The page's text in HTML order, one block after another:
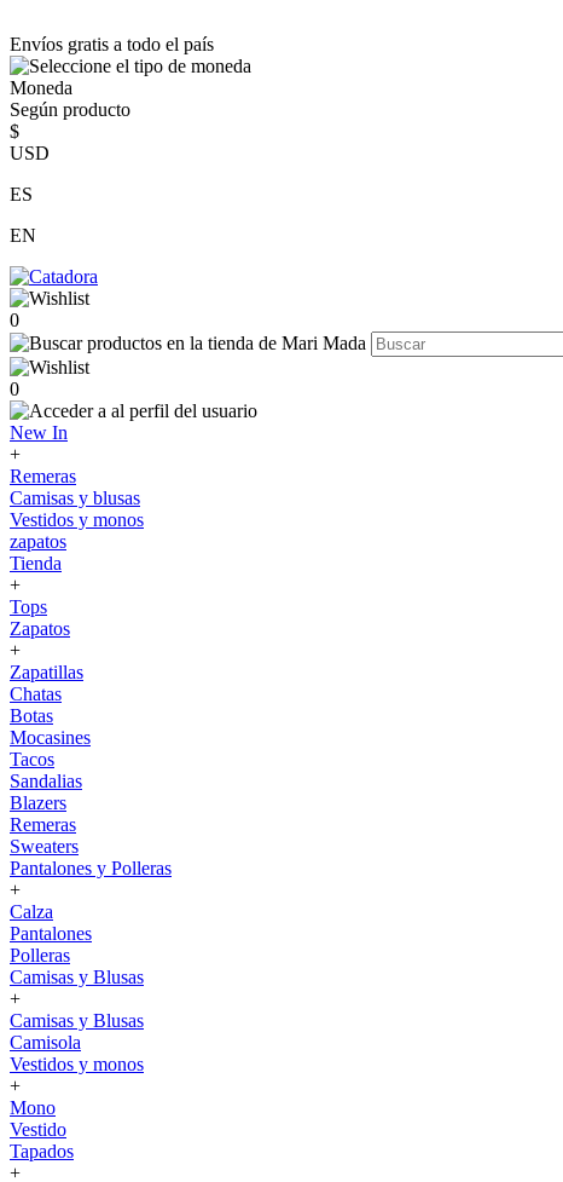
Envíos gratis a todo el país
Moneda
Según producto
$
USD
ES
EN
0
0
New In
+
Remeras
Camisas y blusas
Vestidos y monos
zapatos
Tienda
+
Tops
Zapatos
+
Zapatillas
Chatas
Botas
Mocasines
Tacos
Sandalias
Blazers
Remeras
Sweaters
Pantalones y Polleras
+
Calza
Pantalones
Polleras
Camisas y Blusas
+
Camisas y Blusas
Camisola
Vestidos y monos
+
Mono
Vestido
Tapados
+